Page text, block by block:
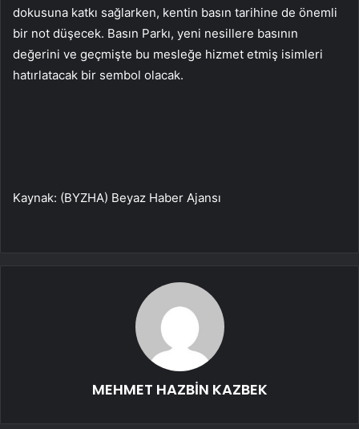
dokusuna katkı sağlarken, kentin basın tarihine de önemli
bir not düşecek. Basın Parkı, yeni nesillere basının
değerini ve geçmişte bu mesleğe hizmet etmiş isimleri
hatırlatacak bir sembol olacak.
Kaynak: (BYZHA) Beyaz Haber Ajansı
MEHMET HAZBİN KAZBEK